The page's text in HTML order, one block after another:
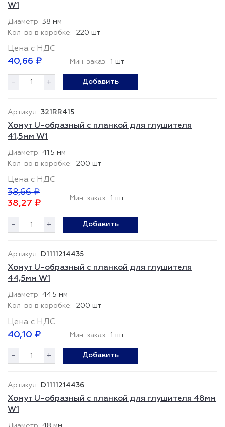
W1
38 мм
220 шт
Цена с НДС
40,66 ₽ Мин. заказ: 1 шт
- + Добавить
321RR415
Хомут U-образный с планкой для глушителя
41,5мм W1
41.5 мм
200 шт
Цена с НДС
38,66 ₽
38,27 ₽
Мин. заказ: 1 шт
- + Добавить
D1111214435
Хомут U-образный с планкой для глушителя
44,5мм W1
44.5 мм
200 шт
Цена с НДС
40,10 ₽ Мин. заказ: 1 шт
- + Добавить
D1111214436
Хомут U-образный с планкой для глушителя 48мм
W1